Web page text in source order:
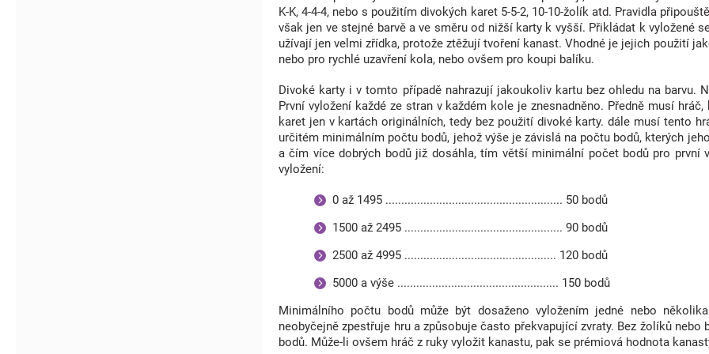
K-K, 4-4-4, nebo s použitím divokých karet 5-5-2, 10-10-žolík atd. Pravidla
však jen ve stejné barvě a ve směru od nižší karty k vyšší. Přikládat k vyložené
užívají jen velmi zřídka, protože ztěžují tvoření kanast. Vhodné je jejich použití
nebo pro rychlé uzavření kola, nebo ovšem pro koupi balíku.
Divoké karty i v tomto případě nahrazují jakoukoliv kartu bez ohledu na barvu.
První vyložení každé ze stran v každém kole je znesnadněno. Předně musí
karet jen v kartách originálních, tedy bez použití divoké karty. dále musí tento
určitém minimálním počtu bodů, jehož výše je závislá na počtu bodů, kterých
a čím více dobrých bodů již dosáhla, tím větší minimální počet bodů pro první
vyložení:
0 až 1495 ........................................................ 50 bodů
1500 až 2495 .................................................. 90 bodů
2500 až 4995 ................................................ 120 bodů
5000 a výše ................................................... 150 bodů
Minimálního počtu bodů může být dosaženo vyložením jedné nebo
neobyčejně zpestřuje hru a způsobuje často překvapující zvraty. Bez žolíků
bodů. Může-li ovšem hráč z ruky vyložit kanastu, pak se prémiová hodnota